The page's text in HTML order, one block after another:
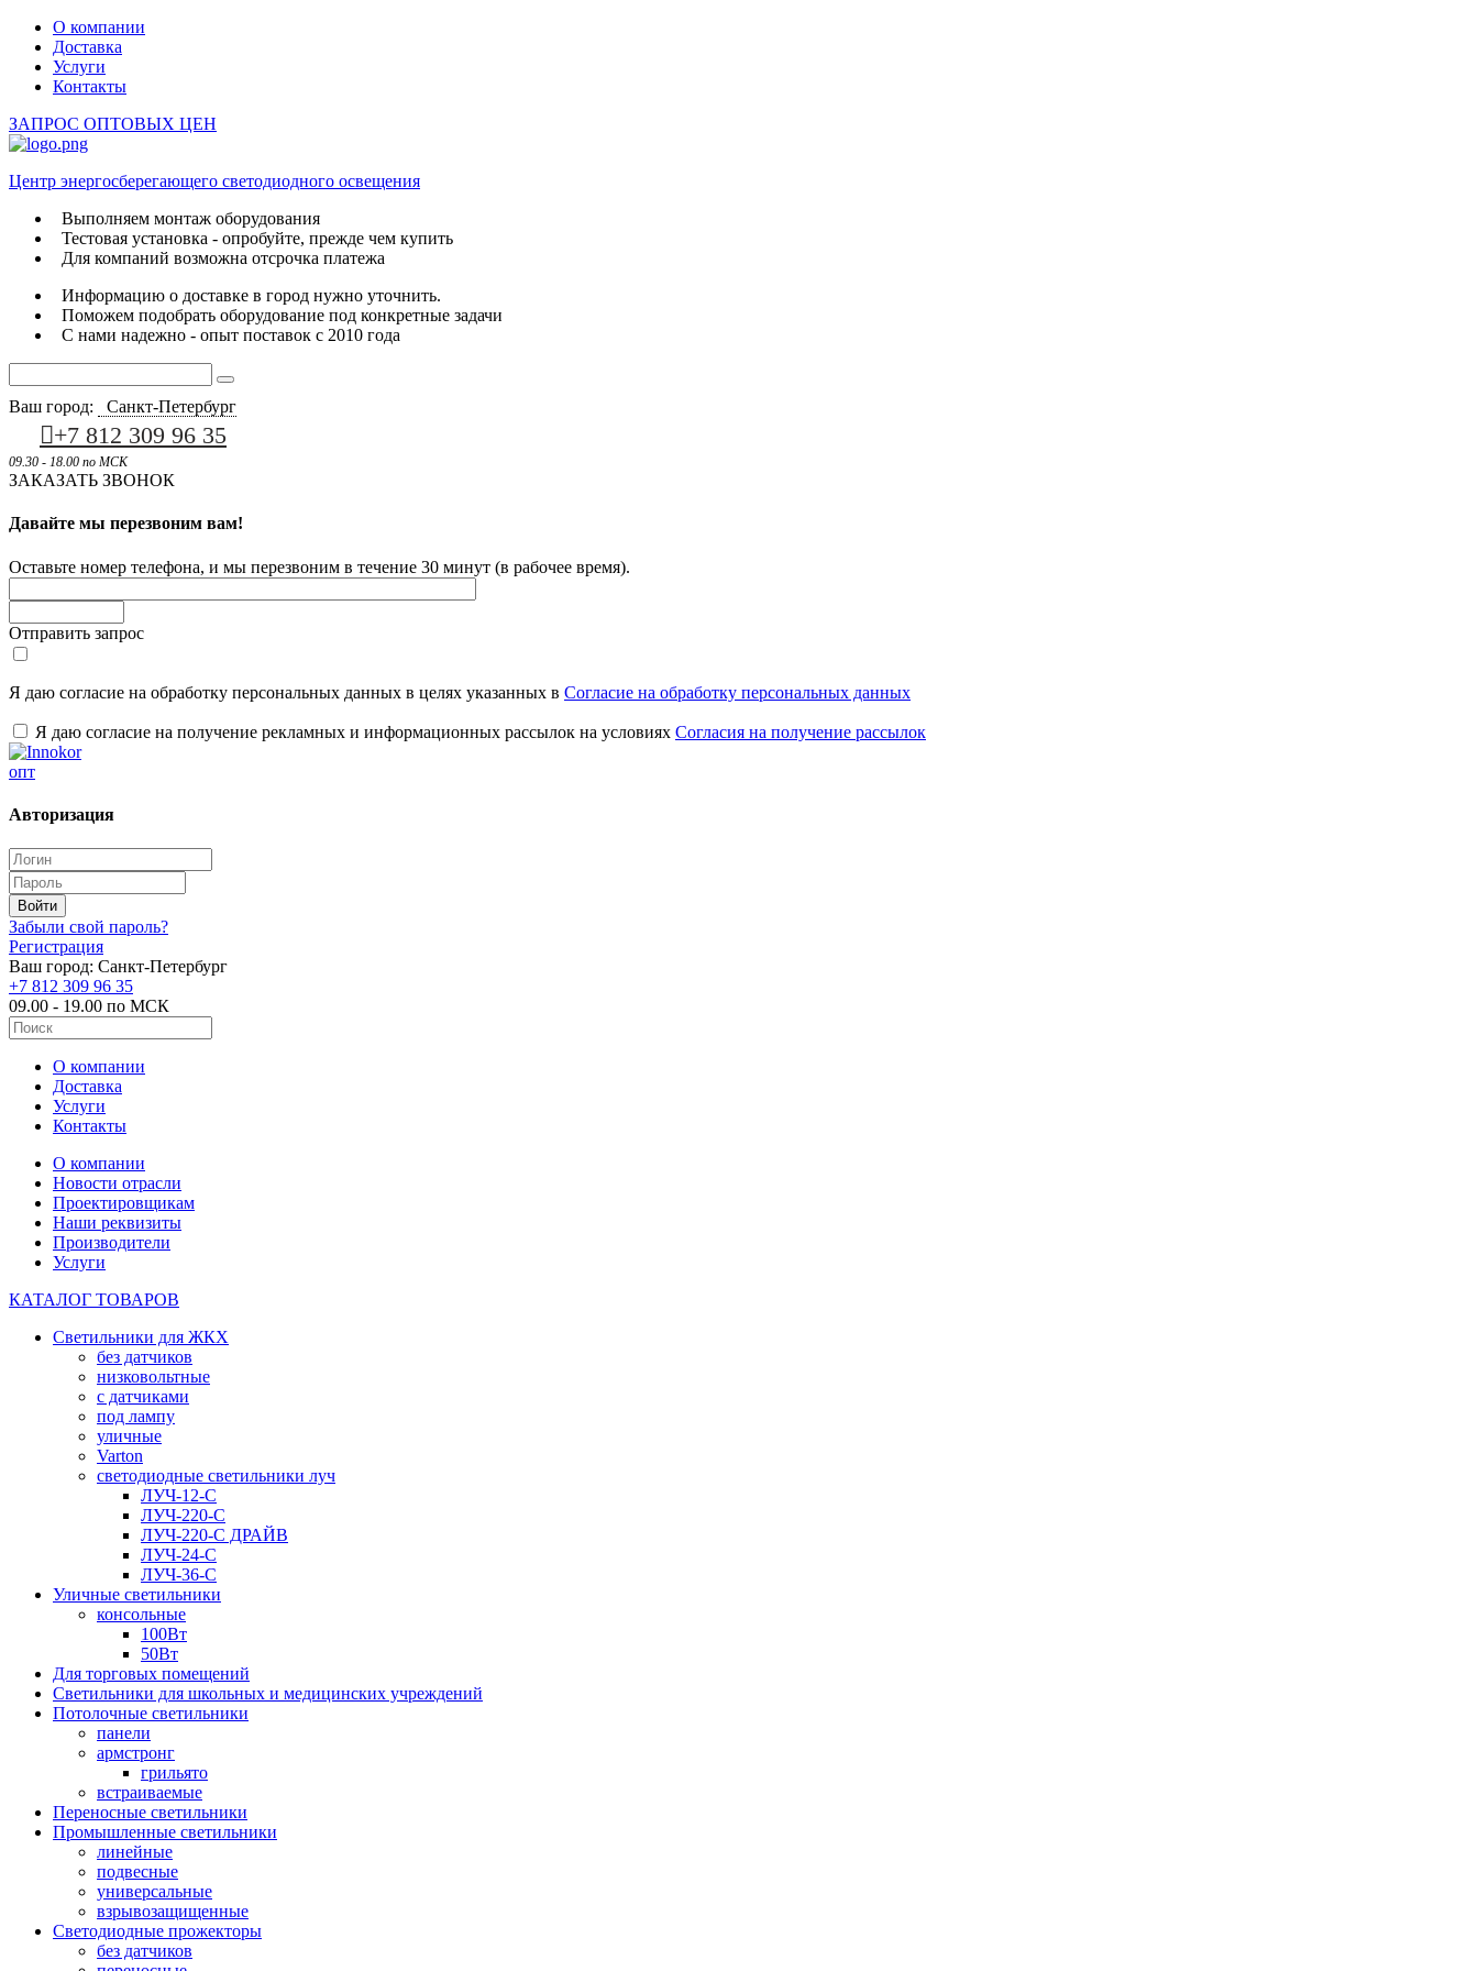
О компании
Доставка
Услуги
Контакты
ЗАПРОС ОПТОВЫХ ЦЕН
Центр энергосберегающего светодиодного освещения
Выполняем монтаж оборудования
Тестовая установка - опробуйте, прежде чем купить
Для компаний возможна отсрочка платежа
Информацию о доставке в город нужно уточнить.
Поможем подобрать оборудование под конкретные задачи
С нами надежно - опыт поставок с 2010 года
Ваш город: Санкт-Петербург
+7 812 309 96 35
09.30 - 18.00 по МСК
ЗАКАЗАТЬ ЗВОНОК
Давайте мы перезвоним вам!
Оставьте номер телефона, и мы перезвоним в течение 30 минут (в рабочее время).
Отправить запрос
Я даю согласие на обработку персональных данных в целях указанных в Согласие на обработку персональных данных
Я даю согласие на получение рекламных и информационных рассылок на условиях Согласия на получение рассылок
опт
Авторизация
Забыли свой пароль?
Регистрация
Ваш город: Санкт-Петербург
+7 812 309 96 35
09.00 - 19.00 по МСК
О компании
Доставка
Услуги
Контакты
О компании
Новости отрасли
Проектировщикам
Наши реквизиты
Производители
Услуги
КАТАЛОГ ТОВАРОВ
Светильники для ЖКХ
без датчиков
низковольтные
с датчиками
под лампу
уличные
Varton
светодиодные светильники луч
ЛУЧ-12-С
ЛУЧ-220-С
ЛУЧ-220-С ДРАЙВ
ЛУЧ-24-С
ЛУЧ-36-С
Уличные светильники
консольные
100Вт
50Вт
Для торговых помещений
Светильники для школьных и медицинских учреждений
Потолочные светильники
панели
армстронг
грильято
встраиваемые
Переносные светильники
Промышленные светильники
линейные
подвесные
универсальные
взрывозащищенные
Светодиодные прожекторы
без датчиков